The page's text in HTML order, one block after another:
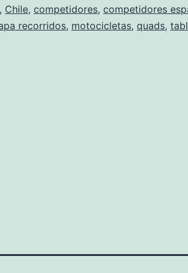
, Chile, competidores, competidores
recorridos, motocicletas, quads,